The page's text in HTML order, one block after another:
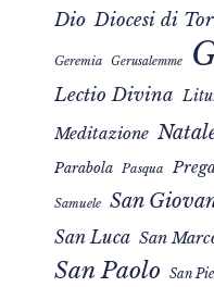
Dio Diocesi di
Geremia Gerusalemme
Lectio Divina
Meditazione
Parabola Pasqua
Samuele San
San Luca San
San Paolo San